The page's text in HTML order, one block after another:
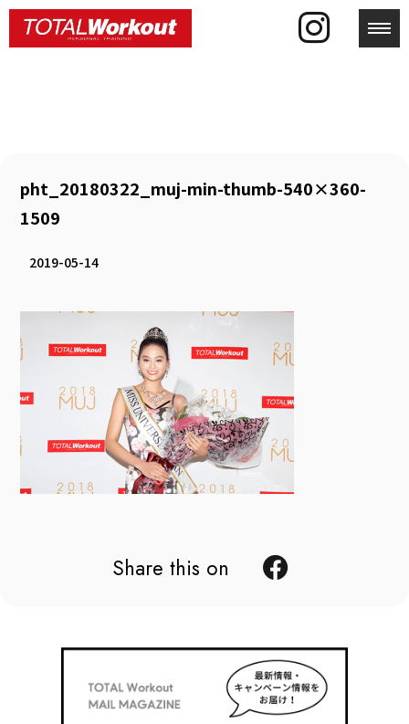
pht_20180322_muj-min-thumb-540×360-
1509
2019-05-14
Share this on